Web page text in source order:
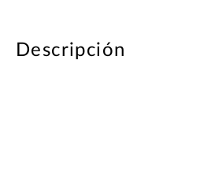
Descripción